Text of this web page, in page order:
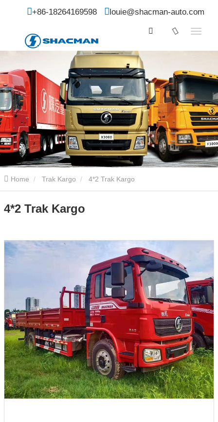
+86-18264169598 louie@shacman-auto.com
Home Trak Kargo 4*2 Trak Kargo
4*2 Trak Kargo